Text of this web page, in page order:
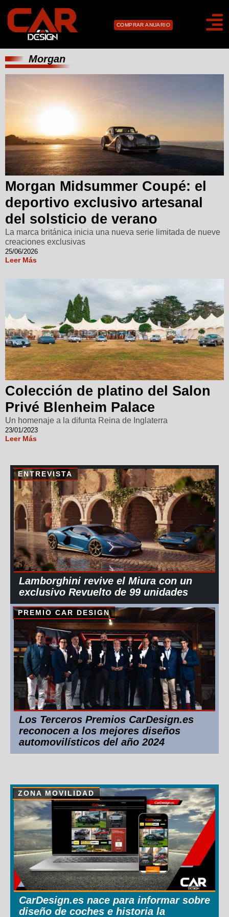
COMPRAR ANUARIO
Morgan
Morgan Midsummer Coupé: el
deportivo exclusivo artesanal
del solsticio de verano
La marca británica inicia una nueva serie limitada de nueve
creaciones exclusivas
25/06/2026
Leer Más
Colección de platino del Salon
Privé Blenheim Palace
Un homenaje a la difunta Reina de Inglaterra
23/01/2023
Leer Más
ENTREVISTA
Lamborghini revive el Miura con un
exclusivo Revuelto de 99 unidades
PREMIO CAR DESIGN
Los Terceros Premios CarDesign.es
reconocen a los mejores diseños
automovilísticos del año 2024
ZONA MOVILIDAD
CarDesign.es nace para informar sobre
diseño de coches e historia la